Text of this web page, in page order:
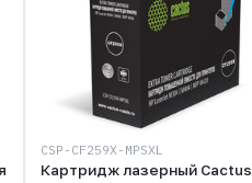
CSP-CF259X-MPSXL
Картридж лазерный Cactus